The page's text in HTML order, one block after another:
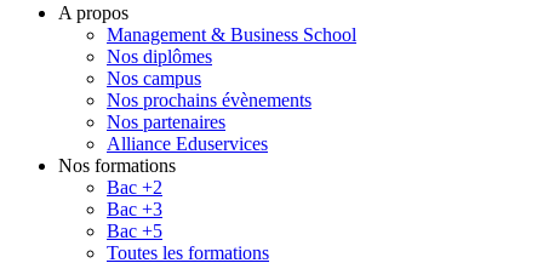
A propos
Management & Business School
Nos diplômes
Nos campus
Nos prochains évènements
Nos partenaires
Alliance Eduservices
Nos formations
Bac +2
Bac +3
Bac +5
Toutes les formations